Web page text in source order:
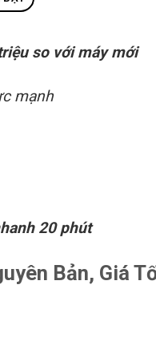
so với máy mới
mạnh
20 phút
Bản, Giá